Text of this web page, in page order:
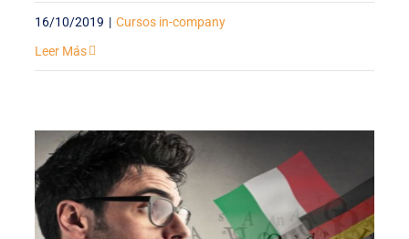
16/10/2019 | Cursos in-company
Leer Más